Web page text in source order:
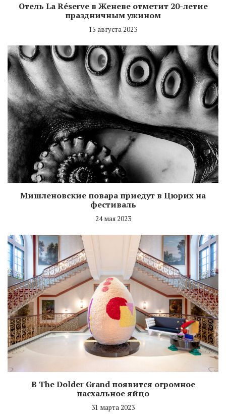
Отель La Réserve в Женеве отметит 20-летие
праздничным ужином
15 августа 2023
Мишленовские повара приедут в Цюрих на
фестиваль
24 мая 2023
В The Dolder Grand появится огромное
пасхальное яйцо
31 марта 2023